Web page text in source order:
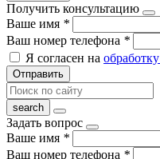
Получить консультацию
Ваше имя *
Ваш номер телефона *
Я согласен на
Отправить
Задать вопрос
Ваше имя *
Ваш номер телефона *